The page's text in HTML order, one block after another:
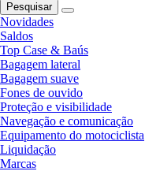
Pesquisar
Novidades
Saldos
Top Case & Baús
Bagagem lateral
Bagagem suave
Fones de ouvido
Proteção e visibilidade
Navegação e comunicação
Equipamento do motociclista
Liquidação
Marcas